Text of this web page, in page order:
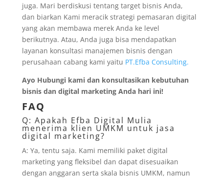
juga. Mari berdiskusi tentang target bisnis Anda,
dan biarkan Kami meracik strategi pemasaran digital
yang akan membawa merek Anda ke level
berikutnya. Atau, Anda juga bisa mendapatkan
layanan konsultasi manajemen bisnis dengan
perusahaan cabang kami yaitu PT.Efba Consulting.
Ayo Hubungi kami dan konsultasikan kebutuhan
bisnis dan digital marketing Anda hari ini!
FAQ
Q: Apakah Efba Digital Mulia
menerima klien UMKM untuk jasa
digital marketing?
A: Ya, tentu saja. Kami memiliki paket digital
marketing yang fleksibel dan dapat disesuaikan
dengan anggaran serta skala bisnis UMKM, namun